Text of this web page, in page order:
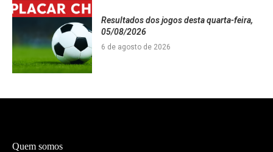
Resultados dos jogos desta quarta-feira,
05/08/2026
6 de agosto de 2026
Quem somos